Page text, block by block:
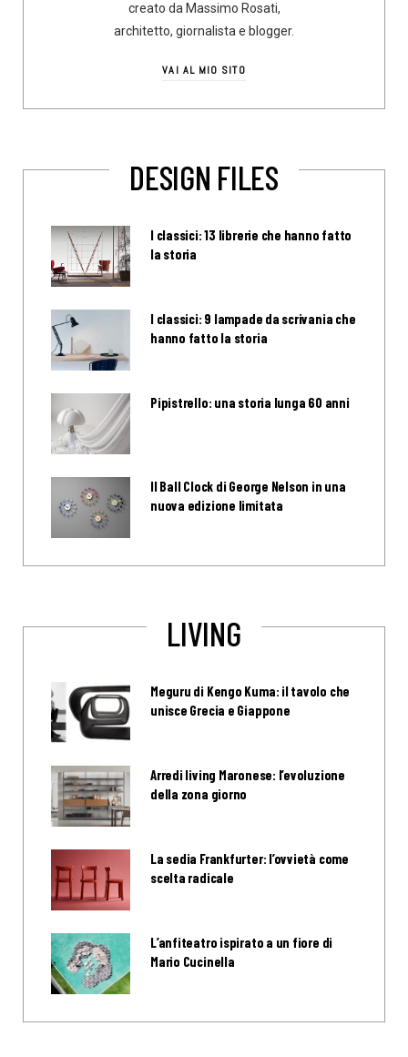
creato da Massimo Rosati,
architetto, giornalista e blogger.
VAI AL MIO SITO
DESIGN FILES
I classici: 13 librerie che hanno fatto
la storia
I classici: 9 lampade da scrivania che
hanno fatto la storia
Pipistrello: una storia lunga 60 anni
Il Ball Clock di George Nelson in una
nuova edizione limitata
LIVING
Meguru di Kengo Kuma: il tavolo che
unisce Grecia e Giappone
Arredi living Maronese: l’evoluzione
della zona giorno
La sedia Frankfurter: l’ovvietà come
scelta radicale
L’anfiteatro ispirato a un fiore di
Mario Cucinella